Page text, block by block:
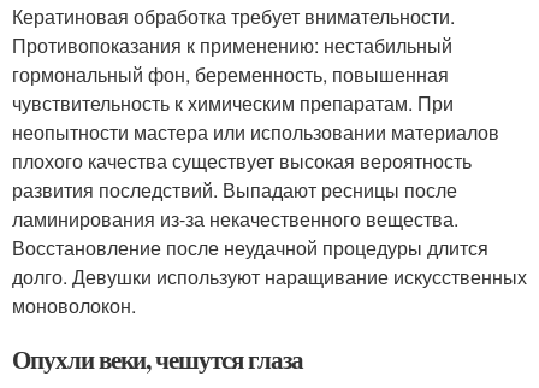
Кератиновая обработка требует внимательности.
Противопоказания к применению: нестабильный
гормональный фон, беременность, повышенная
чувствительность к химическим препаратам. При
неопытности мастера или использовании материалов
плохого качества существует высокая вероятность
развития последствий. Выпадают ресницы после
ламинирования из-за некачественного вещества.
Восстановление после неудачной процедуры длится
долго. Девушки используют наращивание искусственных
моноволокон.
Опухли веки, чешутся глаза